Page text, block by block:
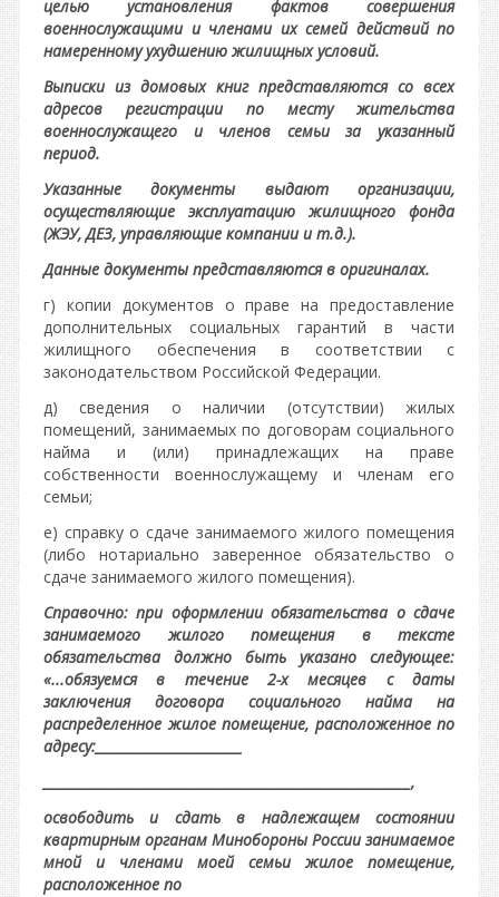
целью установления фактов совершения
военнослужащими и членами их семей действий по
намеренному ухудшению жилищных условий.
Выписки из домовых книг представляются со всех
адресов регистрации по месту жительства
военнослужащего и членов семьи за указанный
период.
Указанные документы выдают организации,
осуществляющие эксплуатацию жилищного фонда
(ЖЭУ, ДЕЗ, управляющие компании и т.д.).
Данные документы представляются в оригиналах.
г) копии документов о праве на предоставление
дополнительных социальных гарантий в части
жилищного обеспечения в соответствии с
законодательством Российской Федерации.
д) сведения о наличии (отсутствии) жилых
помещений, занимаемых по договорам социального
найма и (или) принадлежащих на праве
собственности военнослужащему и членам его
семьи;
е) справку о сдаче занимаемого жилого помещения
(либо нотариально заверенное обязательство о
сдаче занимаемого жилого помещения).
Справочно: при оформлении обязательства о сдаче
занимаемого жилого помещения в тексте
обязательства должно быть указано следующее:
«...обязуемся в течение 2-х месяцев с даты
заключения договора социального найма на
распределенное жилое помещение, расположенное по
адресу:______________________
_______________________________________________________,
освободить и сдать в надлежащем состоянии
квартирным органам Минобороны России занимаемое
мной и членами моей семьи жилое помещение,
расположенное по